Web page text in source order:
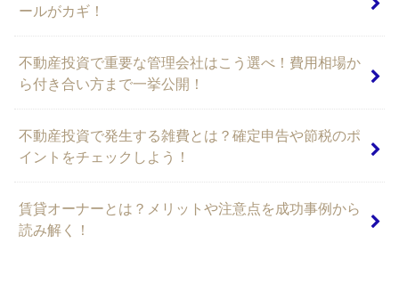
ールがカギ！
不動産投資で重要な管理会社はこう選べ！費用相場か
ら付き合い方まで一挙公開！
不動産投資で発生する雑費とは？確定申告や節税のポ
イントをチェックしよう！
賃貸オーナーとは？メリットや注意点を成功事例から
読み解く！